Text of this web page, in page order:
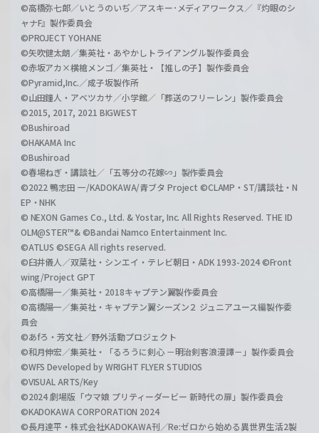
©高橋弥七郎／いとうのいぢ／アスキー･メディアワークス／『灼眼のシ
ャナF』製作委員会
©PROJECT YOHANE
©矢吹健太朗／集英社・あやかしトライアングル製作委員会
©赤坂アカ×横槍メンゴ／集英社・【推しの子】製作委員会
©Pyramid,Inc.／成子坂製作所
©山田鐘人・アベツカサ／小学館／「葬送のフリーレン」製作委員会
©2015, 2017, 2021 BIGWEST
©Bushiroad
©HAKAMA Inc
©Bushiroad
©春場ねぎ・講談社／「五等分の花嫁∽」製作委員会
©2022 鴨志田 一/KADOKAWA/青ブタ Project ©CLAMP・ST/講談社・N
EP・NHK
© NEXON Games Co., Ltd. & Yostar, Inc. All Rights Reserved. THE ID
OLM@STER™& ©Bandai Namco Entertainment Inc.
©ATLUS ©SEGA All rights reserved.
©臼井儀人／双葉社・シンエイ・テレビ朝日・ADK 1993-2024 ©Front
wing/Project GPT
©高橋陽一／集英社・2018キャプテン翼製作委員会
©高橋陽一／集英社・キャプテン翼シーズン２ ジュニアユース編製作委
員会
©あfろ・芳文社／野外活動プロジェクト
©和月伸宏／集英社・「るろうに剣心 －明治剣客浪漫譚－」製作委員会
©WFS Developed by WRIGHT FLYER STUDIOS
©VISUAL ARTS/Key
©2024 劇場版「ウマ娘 プリティーダービー 新時代の扉」製作委員会
©KADOKAWA CORPORATION 2024
©長月達平・株式会社KADOKAWA刊／Re:ゼロから始める異世界生活2製